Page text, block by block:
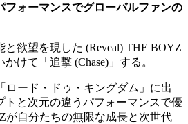
フォーマンスでグローバルファンの
欲望を現した (Reveal) THE BOYZ
けて「追撃 (Chase)」する。
ロード・ドゥ・キングダム」に出
トと次元の違うパフォーマンスで優
が自分たちの無限な成長と次世代